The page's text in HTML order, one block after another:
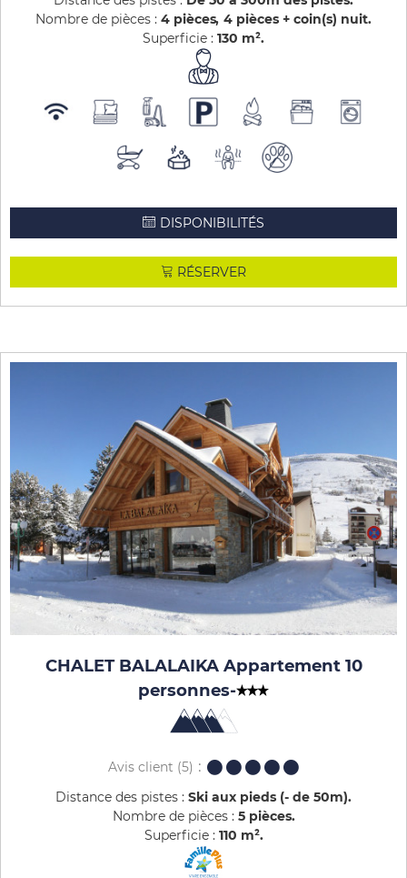
Nombre de pièces : 4 pièces 4 pièces + coin(s) nuit
Superficie : 130 m²
DISPONIBILITÉS
RÉSERVER
CHALET BALALAIKA Appartement 10
personnes-
Avis client (5)
Distance des pistes : Ski aux pieds (- de 50m)
Nombre de pièces : 5 pièces
Superficie : 110 m²